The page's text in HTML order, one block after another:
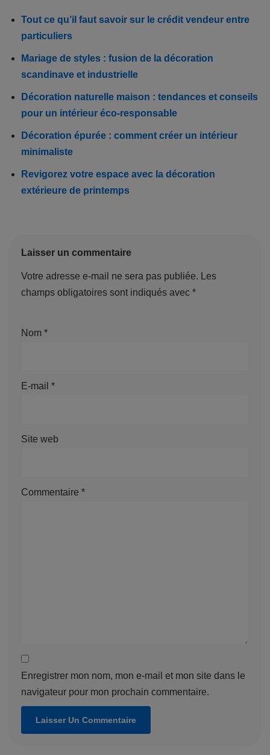
Tout ce qu’il faut savoir sur le crédit vendeur entre
particuliers
Mariage de styles : fusion de la décoration
scandinave et industrielle
Décoration naturelle maison : tendances et conseils
pour un intérieur éco-responsable
Décoration épurée : comment créer un intérieur
minimaliste
Revigorez votre espace avec la décoration
extérieure de printemps
Laisser un commentaire
Votre adresse e-mail ne sera pas publiée.
Les
champs obligatoires sont indiqués avec *
Nom *
E-mail *
Site web
Commentaire *
Enregistrer mon nom, mon e-mail et mon site dans le
navigateur pour mon prochain commentaire.